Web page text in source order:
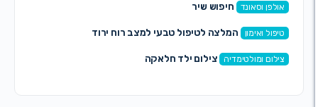
וסאונד חיפוש שיר
ואימון המלצה לטיפול טבעי למצב רוח ירוד
ומולטימדיה צילום ילד חלאקה